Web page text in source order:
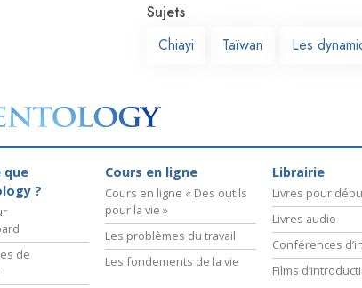
Sujets
Chiayi
Taïwan Les
que
?
de
Cours en ligne
Cours en ligne « Des outils
pour la vie »
Les problèmes du travail
Les fondements de la vie
Librairie
Livres pour
Livres audio
Conférences
Films